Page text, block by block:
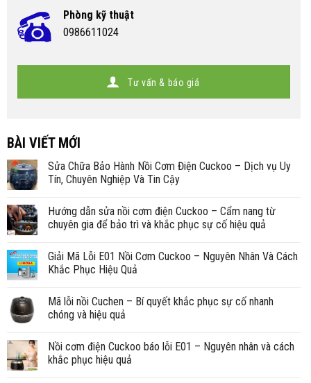
Phòng kỹ thuật
0986611024
Tư vấn & báo giá
BÀI VIẾT MỚI
Sửa Chữa Bảo Hành Nồi Cơm Điện Cuckoo – Dịch vụ Uy
Tín, Chuyên Nghiệp Và Tin Cậy
Hướng dẫn sửa nồi cơm điện Cuckoo – Cẩm nang từ
chuyên gia để bảo trì và khắc phục sự cố hiệu quả
Giải Mã Lỗi E01 Nồi Cơm Cuckoo – Nguyên Nhân Và Cách
Khắc Phục Hiệu Quả
Mã lỗi nồi Cuchen – Bí quyết khắc phục sự cố nhanh
chóng và hiệu quả
Nồi cơm điện Cuckoo báo lỗi E01 – Nguyên nhân và cách
khắc phục hiệu quả